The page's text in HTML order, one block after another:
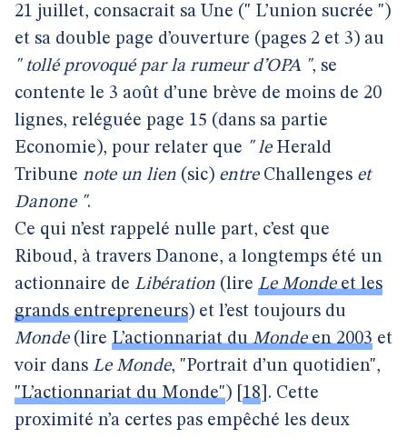
21 juillet, consacrait sa Une (" L’union sucrée ")
et sa double page d’ouverture (pages 2 et 3) au
" tollé provoqué par la rumeur d’OPA ", se
contente le 3 août d’une brève de moins de 20
lignes, reléguée page 15 (dans sa partie
Economie), pour relater que " le Herald
Tribune note un lien (sic) entreChallenges et
Danone ".
Ce qui n’est rappelé nulle part, c’est que
Riboud, à travers Danone, a longtemps été un
actionnaire de Libération (lire Le Mondeet les
grands entrepreneurs) et l’est toujours du
Monde(lire L’actionnariat duMondeen 2003 et
voir dans Le Monde, "Portrait d’un quotidien",
"L’actionnariat du Monde") 18 . Cette
proximité n’a certes pas empêché les deux